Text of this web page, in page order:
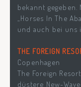
bekannt
„Horses In The
und auch bei uns
THE FOREIGN
Copenhagen
The Foreign
düstere New-